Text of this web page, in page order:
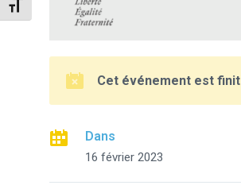
Changer la taille de la police
Cet événement est finit
Dans
16 février 2023